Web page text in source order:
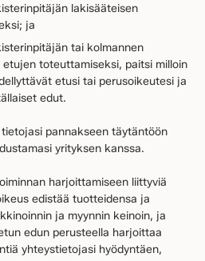
lakisääteisen
ja
tai kolmannen
toteuttamiseksi, paitsi milloin
etusi tai perusoikeutesi ja
edut.
pannakseen täytäntöön
yrityksen kanssa.
harjoittamiseen liittyviä
edistää tuotteidensa ja
ja myynnin keinoin, ja
edun perusteella harjoittaa
yhteystietojasi hyödyntäen,